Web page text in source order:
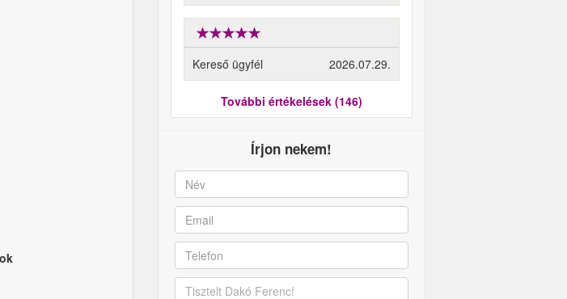
Kereső ügyfél 2026.07.29.
További értékelések (146)
Írjon nekem!